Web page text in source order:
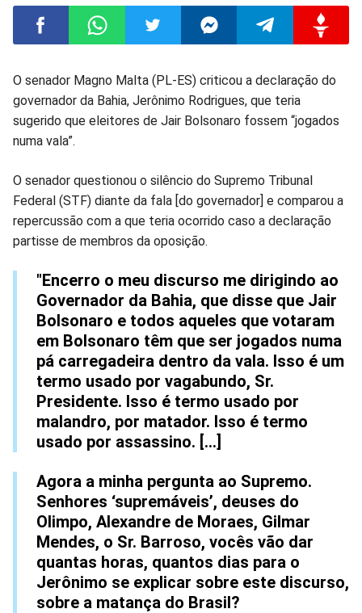
Compartilhar
no
Compartilhar
no
Compartilhar
no
Compartilhar
no
Compartilhar
no
no
O senador Magno Malta (PL-ES) criticou a declaração do
governador da Bahia, Jerônimo Rodrigues, que teria
sugerido que eleitores de Jair Bolsonaro fossem “jogados
numa vala”.
O senador questionou o silêncio do Supremo Tribunal
Federal (STF) diante da fala [do governador] e comparou a
repercussão com a que teria ocorrido caso a declaração
partisse de membros da oposição.
"Encerro o meu discurso me dirigindo ao
Governador da Bahia, que disse que Jair
Bolsonaro e todos aqueles que votaram
em Bolsonaro têm que ser jogados numa
pá carregadeira dentro da vala. Isso é um
termo usado por vagabundo, Sr.
Presidente. Isso é termo usado por
malandro, por matador. Isso é termo
usado por assassino. [...]
Agora a minha pergunta ao Supremo.
Senhores ‘supremáveis’, deuses do
Olimpo, Alexandre de Moraes, Gilmar
Mendes, o Sr. Barroso, vocês vão dar
quantas horas, quantos dias para o
Jerônimo se explicar sobre este discurso,
sobre a matança do Brasil?